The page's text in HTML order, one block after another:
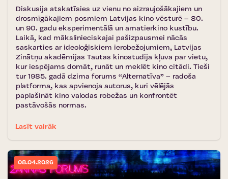
Diskusija atskatīsies uz vienu no aizraujošākajiem un
drosmīgākajiem posmiem Latvijas kino vēsturē – 80.
un 90. gadu eksperimentālā un amatierkino kustību.
Laikā, kad mākslinieciskajai pašizpausmei nācās
saskarties ar ideoloģiskiem ierobežojumiem, Latvijas
Zinātņu akadēmijas Tautas kinostudija kļuva par vietu,
kur iespējams domāt, runāt un meklēt kino citādi. Tieši
tur 1985. gadā dzima forums “Alternatīva” – radoša
platforma, kas apvienoja autorus, kuri vēlējās
paplašināt kino valodas robežas un konfrontēt
pastāvošās normas.
Lasīt vairāk
08.04.2026